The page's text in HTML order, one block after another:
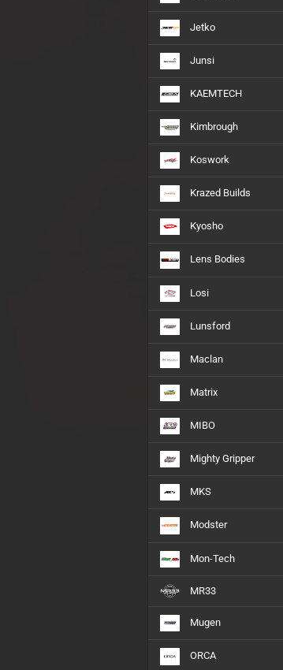
Jetko
Junsi
KAEMTECH
Kimbrough
Koswork
Krazed Builds
Kyosho
Lens Bodies
Losi
Lunsford
Maclan
Matrix
MIBO
Mighty Gripper
MKS
Modster
Mon-Tech
MR33
Mugen
ORCA